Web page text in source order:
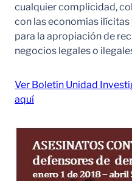
cualquier complicidad,
con las economías
para la apropiación de
negocios legales o
Ver Boletín Unidad
aquí